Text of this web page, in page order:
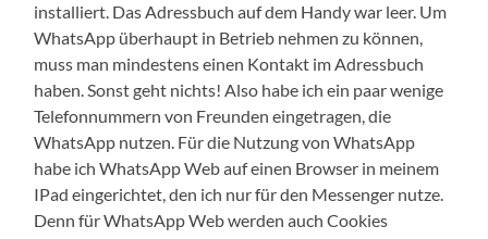
installiert. Das Adressbuch auf dem Handy war leer. Um
WhatsApp überhaupt in Betrieb nehmen zu können,
muss man mindestens einen Kontakt im Adressbuch
haben. Sonst geht nichts! Also habe ich ein paar wenige
Telefonnummern von Freunden eingetragen, die
WhatsApp nutzen. Für die Nutzung von WhatsApp
habe ich WhatsApp Web auf einen Browser in meinem
IPad eingerichtet, den ich nur für den Messenger nutze.
Denn für WhatsApp Web werden auch Cookies